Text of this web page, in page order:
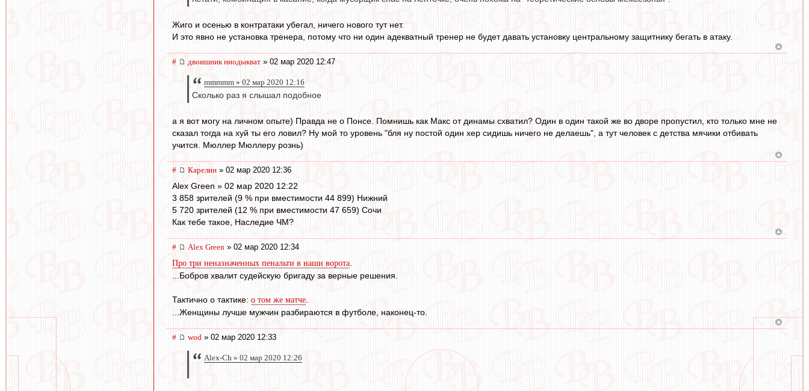
Жиго и осенью в контратаки убегал, ничего нового тут нет.
И это явно не установка тренера, потому что ни один адекватный тренер не будет давать установку центральному защитнику бегать в атаку.
# двоишник ниодыкват » 02 мар 2020 12:47
mmmmm » 02 мар 2020 12:16
Сколько раз я слышал подобное
а я вот могу на личном опыте) Правда не о Понсе. Помнишь как Макс от динамы схватил? Один в один такой же во дворе пропустил, кто только мне не
сказал тогда на хуй ты его ловил? Ну мой то уровень "бля ну постой один хер сидишь ничего не делаешь", а тут человек с детства мячики отбивать
учится. Мюллер Мюллеру рознь)
# Карелин » 02 мар 2020 12:36
Alex Green » 02 мар 2020 12:22
3 858 зрителей (9 % при вместимости 44 899) Нижний
5 720 зрителей (12 % при вместимости 47 659) Сочи
Как тебе такое, Наследие ЧМ?
# Alex Green » 02 мар 2020 12:34
Про три неназначенных пенальти в наши ворота
...Бобров хвалит судейскую бригаду за верные решения.
Тактично о тактике: о том же матче
...Женщины лучше мужчин разбираются в футболе, наконец-то.
# wod » 02 мар 2020 12:33
Alex-Ch » 02 мар 2020 12:26